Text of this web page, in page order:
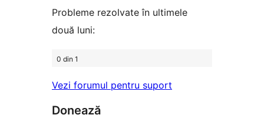
Probleme rezolvate în ultimele
două luni:
0 din 1
Vezi forumul pentru suport
Donează